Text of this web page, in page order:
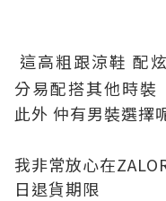
這高粗跟涼鞋 配
分易配搭其他時裝
此外 仲有男裝選擇
我非常放心在
日退貨期限